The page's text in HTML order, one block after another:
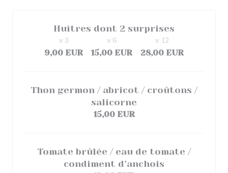
Huîtres dont 2 surprises
9,00 EUR
x 3
15,00 EUR
x 6
28,00 EUR
x 12
Thon germon / abricot / croûtons /
salicorne
15,00 EUR
Tomate brûlée / eau de tomate /
condiment d’anchois